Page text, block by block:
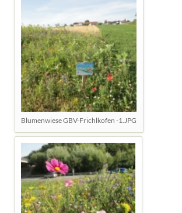
Blumenwiese GBV-Frichlkofen -1.JPG